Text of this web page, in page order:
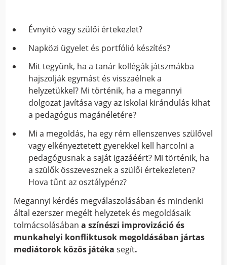
Évnyitó vagy szülői értekezlet?
Napközi ügyelet és portfólió készítés?
Mit tegyünk, ha a tanár kollégák játszmákba
hajszolják egymást és visszaélnek a
helyzetükkel? Mi történik, ha a megannyi
dolgozat javítása vagy az iskolai kirándulás kihat
a pedagógus magánéletére?
Mi a megoldás, ha egy rém ellenszenves szülővel
vagy elkényeztetett gyerekkel kell harcolni a
pedagógusnak a saját igazáéért? Mi történik, ha
a szülők összevesznek a szülői értekezleten?
Hova tűnt az osztálypénz?
Megannyi kérdés megválaszolásában és mindenki
által ezerszer megélt helyzetek és megoldásaik
tolmácsolásában a színészi improvizáció és
munkahelyi konfliktusok megoldásában jártas
mediátorok közös játékasegít.